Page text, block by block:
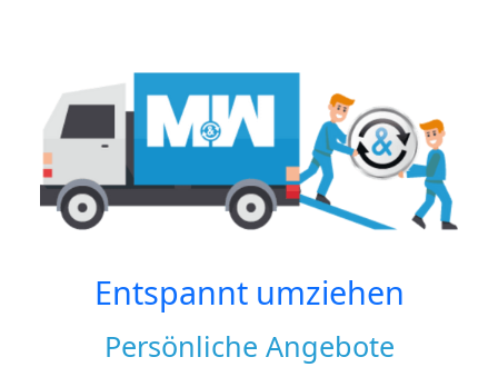
Entspannt umziehen
Persönliche Angebote